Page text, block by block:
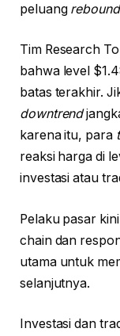
peluang rebound
Tim Research
bahwa level
batas terakhir.
downtrend
karena itu, para
reaksi harga di
investasi atau
Pelaku pasar
chain dan
utama untuk
selanjutnya.
Investasi dan